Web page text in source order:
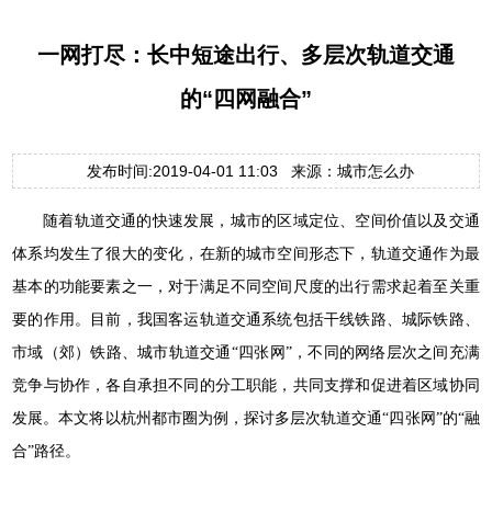
一网打尽：长中短途出行、多层次轨道交通
的“四网融合”
发布时间:2019-04-01 11:03 来源：城市怎么办
随着轨道交通的快速发展，城市的区域定位、空间价值以及交通
体系均发生了很大的变化，在新的城市空间形态下，轨道交通作为最
基本的功能要素之一，对于满足不同空间尺度的出行需求起着至关重
要的作用。目前，我国客运轨道交通系统包括干线铁路、城际铁路、
市域（郊）铁路、城市轨道交通“四张网”，不同的网络层次之间充满
竞争与协作，各自承担不同的分工职能，共同支撑和促进着区域协同
发展。本文将以杭州都市圈为例，探讨多层次轨道交通“四张网”的“融
合”路径。